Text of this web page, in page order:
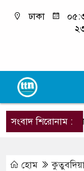
ঢাকা
সংবাদ শিরোনাম :
শেখ
হোম